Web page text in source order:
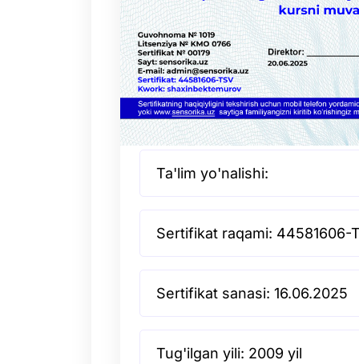
Ta'lim yo'nalishi:
Sertifikat raqami: 44581606-
Sertifikat sanasi: 16.06.2025
Tug'ilgan yili: 2009 yil